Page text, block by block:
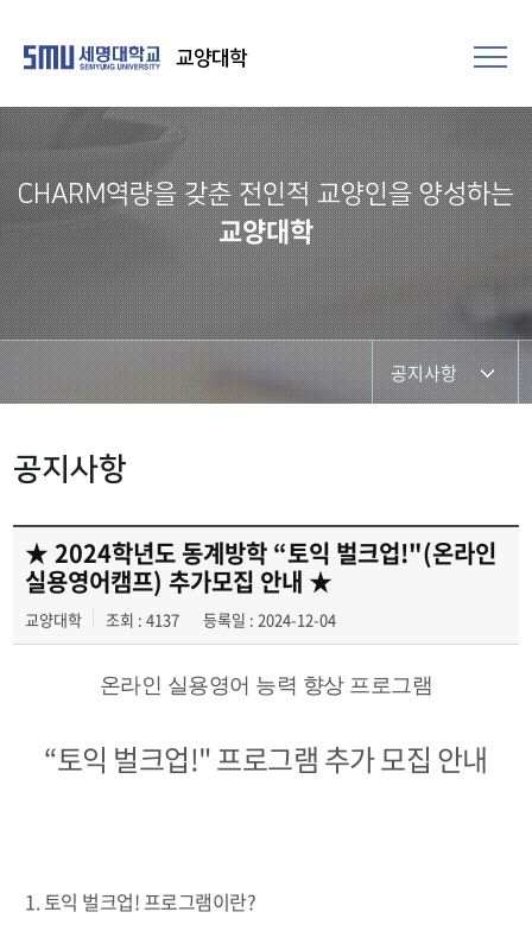
교양대학
CHARM역량을 갖춘 전인적 교양인을 양성하는
교양대학
공지사항
학생 커뮤니티
공지사항
★ 2024학년도 동계방학 “토익 벌크업!"(온라인
실용영어캠프) 추가모집 안내 ★
교양대학 조회 : 4137 등록일 : 2024-12-04
온라인 실용영어 능력 향상 프로그램
“토익 벌크업!" 프로그램 추가 모집 안내
1. 토익 벌크업! 프로그램이란?